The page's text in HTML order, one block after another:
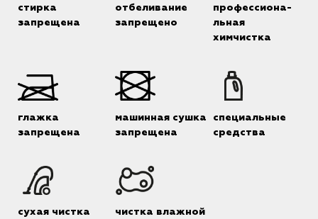
стирка
запрещена
отбеливание
запрещено
профессиона-
льная
химчистка
глажка
запрещена
машинная сушка
запрещена
специальные
средства
сухая чистка
чистка влажной